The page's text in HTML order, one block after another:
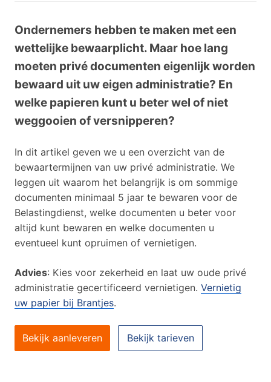
Ondernemers hebben te maken met een
wettelijke bewaarplicht. Maar hoe lang
moeten privé documenten eigenlijk worden
bewaard uit uw eigen administratie? En
welke papieren kunt u beter wel of niet
weggooien of versnipperen?
In dit artikel geven we u een overzicht van de
bewaartermijnen van uw privé administratie. We
leggen uit waarom het belangrijk is om sommige
documenten minimaal 5 jaar te bewaren voor de
Belastingdienst, welke documenten u beter voor
altijd kunt bewaren en welke documenten u
eventueel kunt opruimen of vernietigen.
Advies: Kies voor zekerheid en laat uw oude privé
administratie gecertificeerd vernietigen. Vernietig
uw papier bij Brantjes.
Bekijk aanleveren Bekijk tarieven